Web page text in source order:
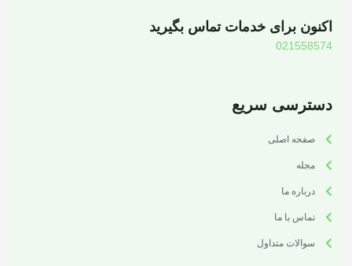
اکنون برای خدمات تماس بگیرید
021558574
دسترسی سریع
صفحه اصلی
مجله
درباره ما
تماس با ما
سوالات متداول